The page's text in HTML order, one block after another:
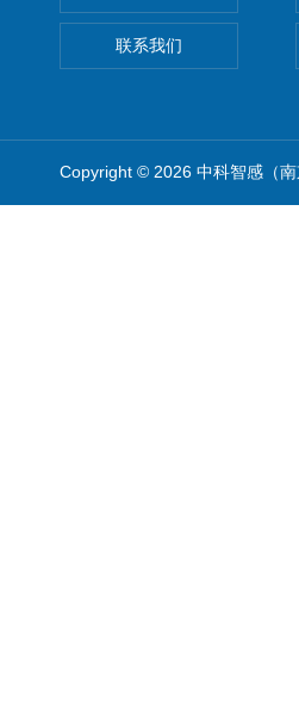
联系我们
Copyright © 2026 中科智感（